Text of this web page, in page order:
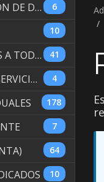
6
ADMINISTRACIÓN DE DOMINIOS INTERNACIONALES
10
41
GENERALIDADES A TODOS LOS SERVICIOS
4
MANUALES DE SERVICIO DE WEB HOSTING
178
7
64
10